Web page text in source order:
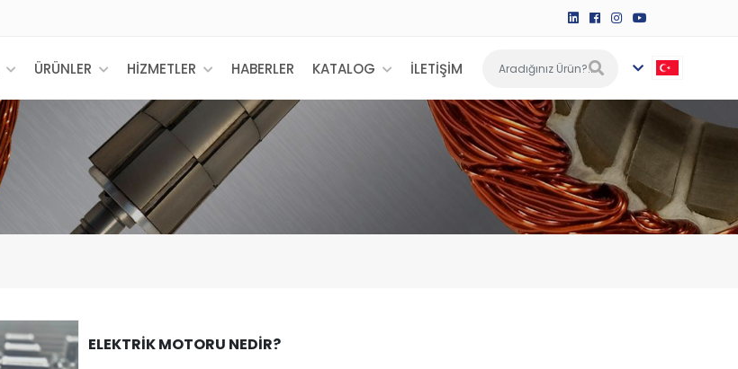
ÜRÜNLER HİZMETLER HABERLER KATALOG İLETİŞİM
ELEKTRİK MOTORU NEDİR?